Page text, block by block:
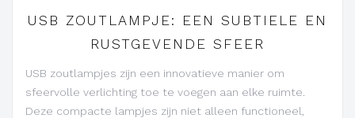
USB ZOUTLAMPJE: EEN SUBTIELE EN
RUSTGEVENDE SFEER
USB zoutlampjes zijn een innovatieve manier om
sfeervolle verlichting toe te voegen aan elke ruimte.
Deze compacte lampjes zijn niet alleen functioneel,